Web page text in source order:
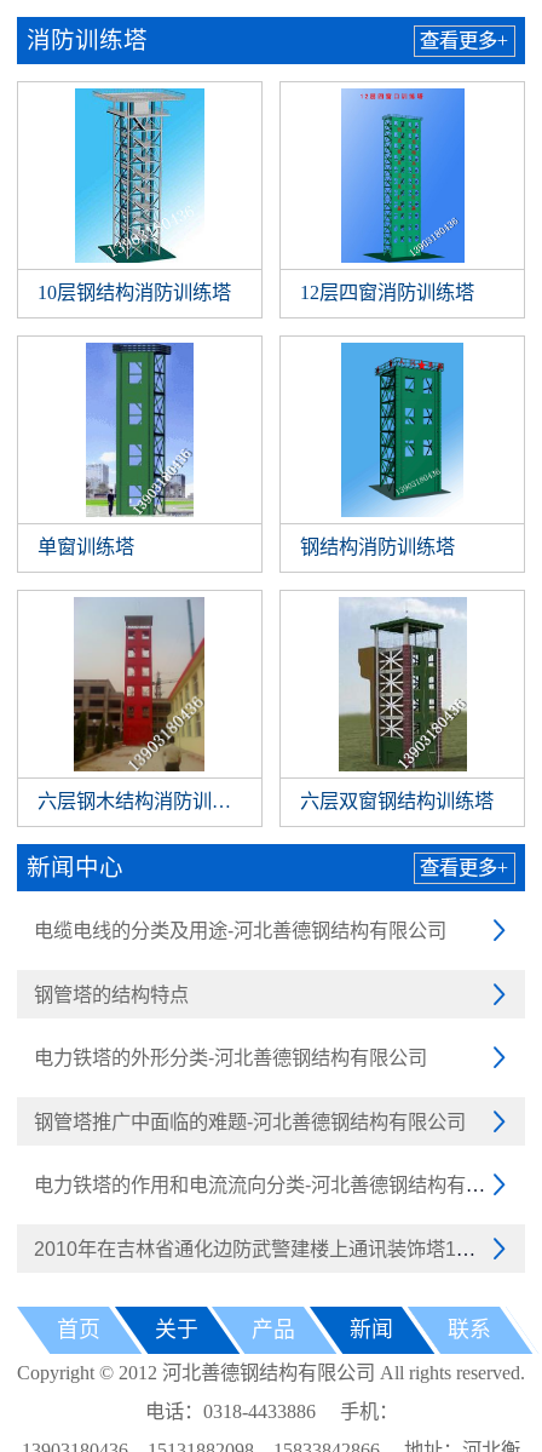
消防训练塔 查看更多+
10层钢结构消防训练塔 12层四窗消防训练塔
单窗训练塔 钢结构消防训练塔
六层钢木结构消防训练塔 六层双窗钢结构训练塔
新闻中心 查看更多+

电缆电线的分类及用途-河北善德钢结构有限公司

钢管塔的结构特点

电力铁塔的外形分类-河北善德钢结构有限公司

钢管塔推广中面临的难题-河北善德钢结构有限公司

电力铁塔的作用和电流流向分类-河北善德钢结构有限公司

2010年在吉林省通化边防武警建楼上通讯装饰塔1座，8月
首页 关于 产品 新闻 联系
Copyright © 2012 河北善德钢结构有限公司 All rights reserved.
电话：0318-4433886 手机：